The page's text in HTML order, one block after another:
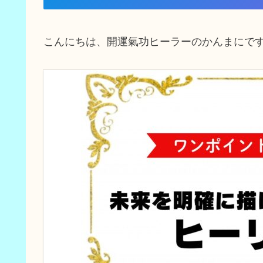
こんにちは、開運氣功ヒーラーのかんまにで